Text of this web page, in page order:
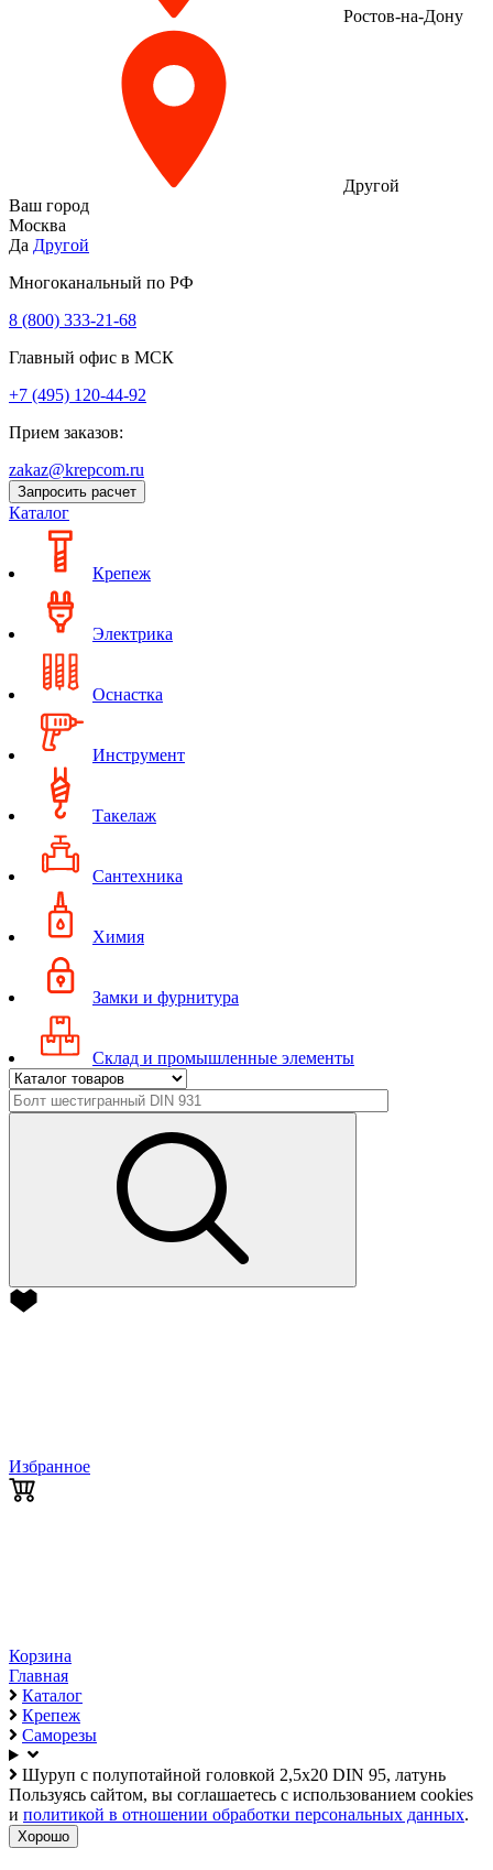
Ростов-на-Дону
Другой
Ваш город
Москва
Да Другой
Многоканальный по РФ
8 (800) 333‑21-68
Главный офис в МСК
+7 (495) 120-44-92
Прием заказов:
zakaz@krepcom.ru
Запросить расчет
Каталог
Крепеж
Электрика
Оснастка
Инструмент
Такелаж
Сантехника
Химия
Замки и фурнитура
Склад и промышленные элементы
Избранное
Корзина
Главная
Каталог
Крепеж
Саморезы
Шуруп с полупотайной головкой 2,5х20 DIN 95, латунь
Пользуясь сайтом, вы соглашаетесь с использованием cookies
и политикой в отношении обработки персональных данных.
Хорошо